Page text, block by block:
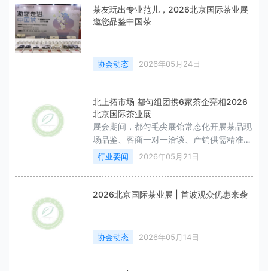
茶友玩出专业范儿，2026北京国际茶业展
邀您品鉴中国茶
协会动态 2026年05月24日
北上拓市场 都匀组团携6家茶企亮相2026
北京国际茶业展
展会期间，都匀毛尖展馆常态化开展茶品现
场品鉴、客商一对一洽谈、产销供需精准对
接等服务工作。
行业要闻 2026年05月21日
2026北京国际茶业展 | 首波观众优惠来袭
协会动态 2026年05月14日